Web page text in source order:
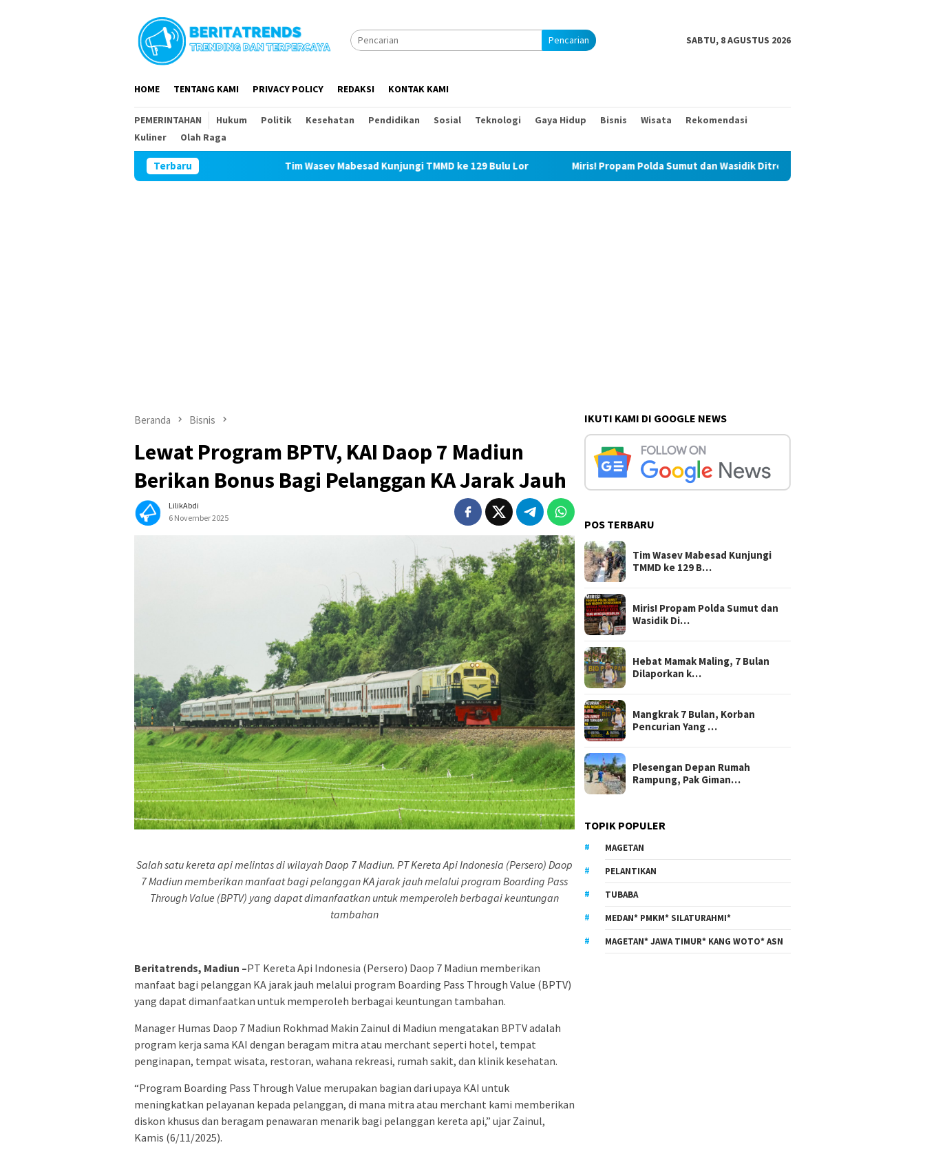
Pencarian SABTU, 8 AGUSTUS 2026
HOME TENTANG KAMI PRIVACY POLICY REDAKSI KONTAK KAMI
PEMERINTAHAN Hukum Politik Kesehatan Pendidikan Sosial Teknologi Gaya Hidup Bisnis Wisata
Rekomendasi
Kuliner
Olah Raga
Terbaru Tim Wasev Mabesad Kunjungi TMMD ke 129 Bulu Lor Miris! Propam Polda Sumut dan Wasidik Ditreskrimum Diduga Permainkan Masyarakat Kecil
Beranda Bisnis
Lewat Program BPTV, KAI Daop 7 Madiun
Berikan Bonus Bagi Pelanggan KA Jarak Jauh
LilikAbdi
6 November 2025
Salah satu kereta api melintas di wilayah Daop 7 Madiun. PT Kereta Api Indonesia (Persero) Daop
7 Madiun memberikan manfaat bagi pelanggan KA jarak jauh melalui program Boarding Pass
Through Value (BPTV) yang dapat dimanfaatkan untuk memperoleh berbagai keuntungan
tambahan
Beritatrends, Madiun –PT Kereta Api Indonesia (Persero) Daop 7 Madiun memberikan
manfaat bagi pelanggan KA jarak jauh melalui program Boarding Pass Through Value (BPTV)
yang dapat dimanfaatkan untuk memperoleh berbagai keuntungan tambahan.
Manager Humas Daop 7 Madiun Rokhmad Makin Zainul di Madiun mengatakan BPTV adalah
program kerja sama KAI dengan beragam mitra atau merchant seperti hotel, tempat
penginapan, tempat wisata, restoran, wahana rekreasi, rumah sakit, dan klinik kesehatan.
“Program Boarding Pass Through Value merupakan bagian dari upaya KAI untuk
meningkatkan pelayanan kepada pelanggan, di mana mitra atau merchant kami memberikan
diskon khusus dan beragam penawaran menarik bagi pelanggan kereta api,” ujar Zainul,
Kamis (6/11/2025).
IKUTI KAMI DI GOOGLE NEWS
POS TERBARU
Tim Wasev Mabesad Kunjungi
TMMD ke 129 B…
Miris! Propam Polda Sumut dan
Wasidik Di…
Hebat Mamak Maling, 7 Bulan
Dilaporkan k…
Mangkrak 7 Bulan, Korban
Pencurian Yang …
Plesengan Depan Rumah
Rampung, Pak Giman…
TOPIK POPULER
MAGETAN
PELANTIKAN
TUBABA
MEDAN* PMKM* SILATURAHMI*
MAGETAN* JAWA TIMUR* KANG WOTO* ASN